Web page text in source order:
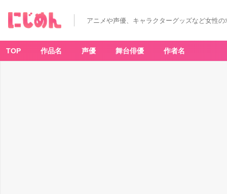
アニメや声優、キャラクターグッズなど女性
TOP 作品名 声優 舞台俳優 作者名